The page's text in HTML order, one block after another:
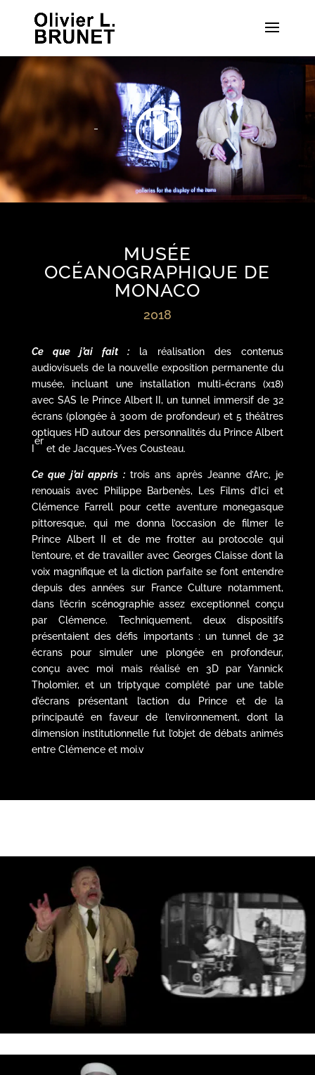
I
MUSÉE
OCÉANOGRAPHIQUE DE
MONACO
2018
Ce que j’ai fait :
la réalisation des contenus
audiovisuels de la nouvelle exposition permanente du
musée, incluant une installation multi-écrans (x18)
avec SAS le Prince Albert II, un tunnel immersif de 32
écrans (plongée à 300m de profondeur) et 5 théâtres
optiques HD autour des personnalités du Prince Albert
er
et de Jacques-Yves Cousteau.
Ce que j’ai appris :trois ans après Jeanne d’Arc, je
renouais avec Philippe Barbenès, Les Films d’Ici et
Clémence Farrell pour cette aventure monegasque
pittoresque, qui me donna l’occasion de filmer le
Prince Albert II et de me frotter au protocole qui
l’entoure, et de travailler avec Georges Claisse dont la
voix magnifique et la diction parfaite se font entendre
depuis des années sur France Culture notamment,
dans l’écrin scénographie assez exceptionnel conçu
par Clémence. Techniquement, deux dispositifs
présentaient des défis importants : un tunnel de 32
écrans pour simuler une plongée en profondeur,
conçu avec moi mais réalisé en 3D par Yannick
Tholomier, et un triptyque complété par une table
d’écrans présentant l’action du Prince et de la
principauté en faveur de l’environnement, dont la
dimension institutionnelle fut l’objet de débats animés
entre Clémence et moi.v